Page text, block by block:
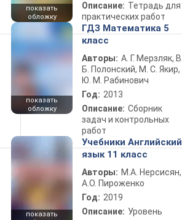
показать
обложку
Описание: Тетрадь для
практических работ
показать
обложку
ГДЗ Математика 5
класс
Авторы: А. Г. Мерзляк, В.
Б. Полонский, М. С. Якир,
Ю. М. Рабинович
Год: 2013
Описание: Сборник
задач и контрольных
работ
показать
Учебники Английский
язык 11 класс
Авторы: М.А. Нерсисян,
А.О. Пироженко
Год: 2019
Описание: Уровень